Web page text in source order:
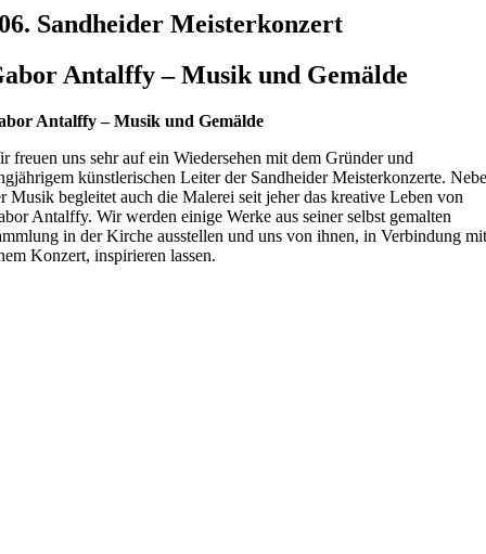
Sandheider Meisterkonzert
Antalffy – Musik und Gemälde
Antalffy – Musik und Gemälde
freuen uns sehr auf ein Wiedersehen mit dem Gründer und
künstlerischen Leiter der Sandheider Meisterkonzerte.
Musik begleitet auch die Malerei seit jeher das kreative Leben von
Antalffy. Wir werden einige Werke aus seiner selbst gemalten
in der Kirche ausstellen und uns von ihnen, in Verbindung mit
Konzert, inspirieren lassen.